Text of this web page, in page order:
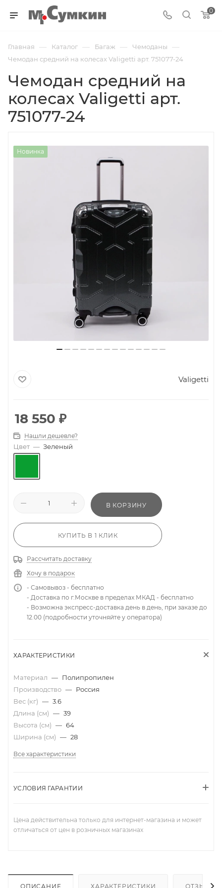
0
Главная — Каталог — Багаж — Чемоданы —
Чемодан средний на колесах Valigetti арт. 751077-24
Чемодан средний на
колесах Valigetti арт.
751077-24
Новинка
Valigetti
18 550 ₽
Нашли дешевле?
Цвет — Зеленый
В КОРЗИНУ
КУПИТЬ В 1 КЛИК
Рассчитать доставку
Хочу в подарок
- Самовывоз - бесплатно
- Доставка по г.Москве в пределах МКАД - бесплатно
- Возможна экспресс-доставка день в день, при заказе до
12.00 (подробности уточняйте у оператора)
ХАРАКТЕРИСТИКИ
Материал — Полипропилен
Производство — Россия
Вес (кг) — 3.6
Длина (см) — 39
Высота (см) — 64
Ширина (см) — 28
Все характеристики
УСЛОВИЯ ГАРАНТИИ
Цена действительна только для интернет-магазина и может
отличаться от цен в розничных магазинах
ОПИСАНИЕ ХАРАКТЕРИСТИКИ ОТЗЫВЫ